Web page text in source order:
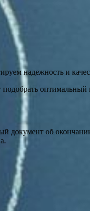
надежность и
оптимальный
документ об